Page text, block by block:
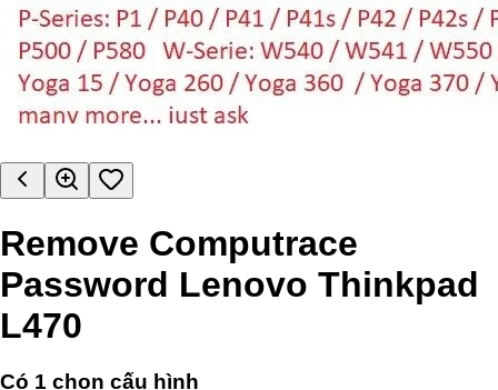
Remove Computrace
Password Lenovo Thinkpad
L470
Có 1 chọn cấu hình